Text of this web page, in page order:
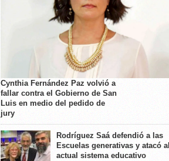
Cynthia Fernández Paz volvió a
fallar contra el Gobierno de San
Luis en medio del pedido de
jury
Rodríguez Saá defendió a las
Escuelas generativas y atacó al
actual sistema educativo